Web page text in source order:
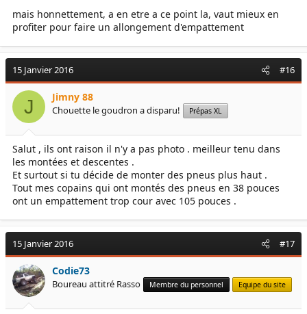
mais honnettement, a en etre a ce point la, vaut mieux en
profiter pour faire un allongement d'empattement
15 Janvier 2016 #16
J Jimny 88
Chouette le goudron a disparu! Prépas XL
Salut , ils ont raison il n'y a pas photo . meilleur tenu dans
les montées et descentes .
Et surtout si tu décide de monter des pneus plus haut .
Tout mes copains qui ont montés des pneus en 38 pouces
ont un empattement trop cour avec 105 pouces .
15 Janvier 2016 #17
Codie73
Boureau attitré Rasso Membre du personnel Equipe du site